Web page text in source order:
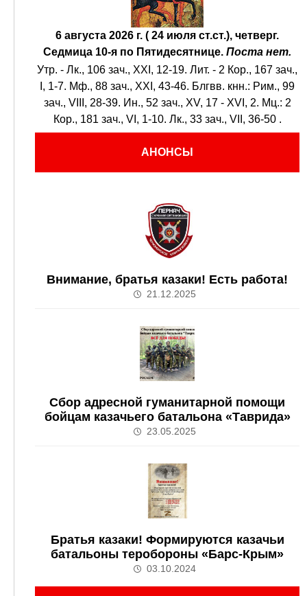
6 августа 2026 г. ( 24 июля ст.ст.), четверг.
Седмица 10-я по Пятидесятнице. Поста нет.
Утр. - Лк., 106 зач., XXI, 12-19. Лит. - 2 Кор., 167 зач.,
I, 1-7. Мф., 88 зач., XXI, 43-46. Блгвв. кнн.: Рим., 99
зач., VIII, 28-39. Ин., 52 зач., XV, 17 - XVI, 2. Мц.: 2
Кор., 181 зач., VI, 1-10. Лк., 33 зач., VII, 36-50 .
АНОНСЫ
Внимание, братья казаки! Есть работа!
21.12.2025
Сбор адресной гуманитарной помощи
бойцам казачьего батальона «Таврида»
23.05.2025
Братья казаки! Формируются казачьи
батальоны теробороны «Барс-Крым»
03.10.2024